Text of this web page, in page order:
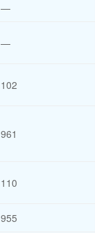
—
—
102
961
110
955